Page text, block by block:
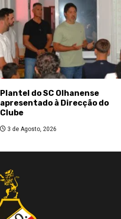
Plantel do SC Olhanense
apresentado à Direcção do
Clube
3 de Agosto, 2026